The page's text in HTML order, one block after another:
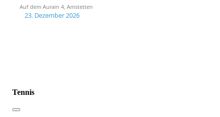
Auf dem Aurain 4, Amstetten
23. Dezember 2026
Tennis